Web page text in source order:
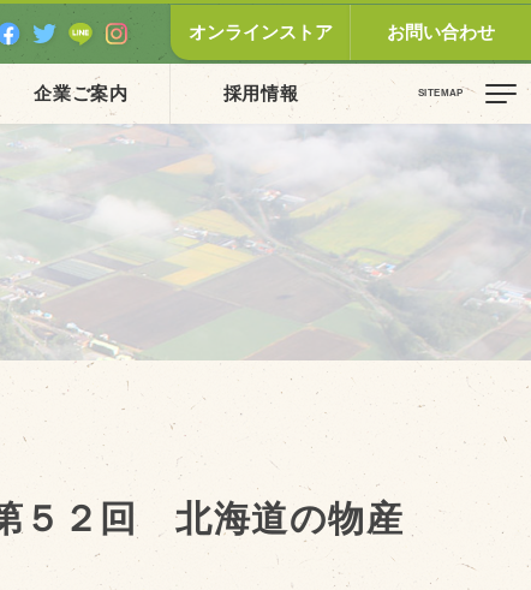
企業ご案内 採用情報
オンラインストア お問い合わせ
２回 北海道の物産
知らせ
お客様の声
リジナル投稿レシピ
勝帯広の観光
場の仕事